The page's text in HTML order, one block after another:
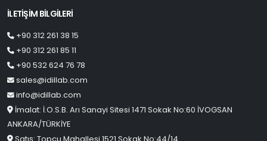
İLETİŞİM BİLGİLERİ
+90 312 261 38 15
+90 312 261 85 11
+90 532 624 76 78
sales@idillab.com
info@idillab.com
İmalat: İ.O.S.B. Arı Sanayi Sitesi 1471 Sokak No:60 İVOGSAN
ANKARA/TÜRKİYE